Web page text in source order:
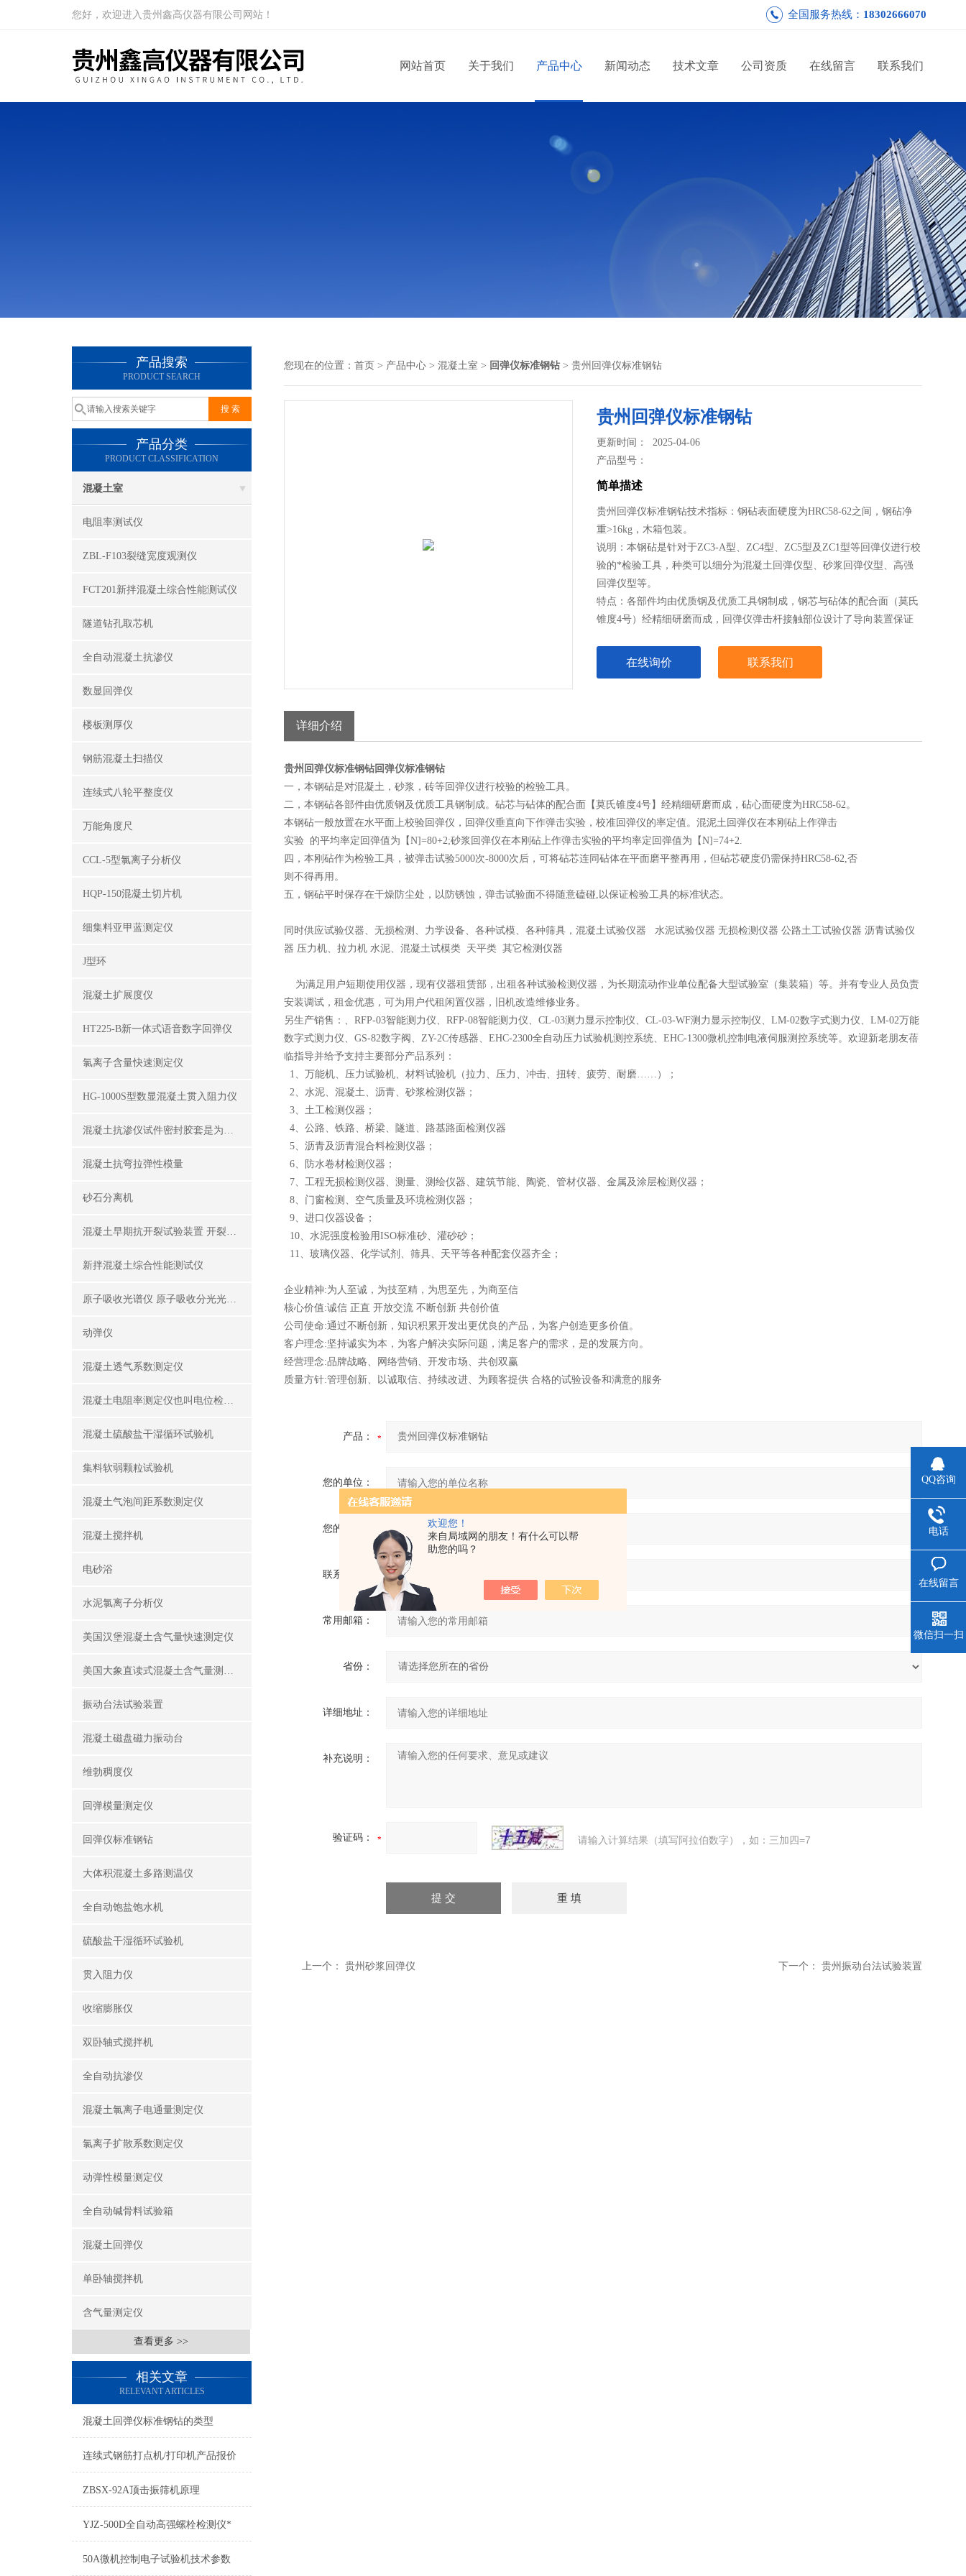
欢迎您！
来自局域网的朋友！有什么可以帮
助您的吗？
您好，欢迎进入贵州鑫高仪器有限公司网站！ 全国服务热线： 18302666070
网站首页 关于我们 产品中心 新闻动态 技术文章 公司资质 在线留言 联系我们
产品搜索
PRODUCT SEARCH
产品分类
PRODUCT CLASSIFICATION
混凝土室
电阻率测试仪
ZBL-F103裂缝宽度观测仪
FCT201新拌混凝土综合性能测试仪
隧道钻孔取芯机
全自动混凝土抗渗仪
数显回弹仪
楼板测厚仪
钢筋混凝土扫描仪
连续式八轮平整度仪
万能角度尺
CCL-5型氯离子分析仪
HQP-150混凝土切片机
细集料亚甲蓝测定仪
J型环
混凝土扩展度仪
HT225-B新一体式语音数字回弹仪
氯离子含量快速测定仪
HG-1000S型数显混凝土贯入阻力仪
混凝土抗渗仪试件密封胶套是为了密封试件外围
混凝土抗弯拉弹性模量
砂石分离机
混凝土早期抗开裂试验装置 开裂试模
新拌混凝土综合性能测试仪
原子吸收光谱仪 原子吸收分光光度计
动弹仪
混凝土透气系数测定仪
混凝土电阻率测定仪也叫电位检测仪（锈蚀分析仪）
混凝土硫酸盐干湿循环试验机
集料软弱颗粒试验机
混凝土气泡间距系数测定仪
混凝土搅拌机
电砂浴
水泥氯离子分析仪
美国汉堡混凝土含气量快速测定仪
美国大象直读式混凝土含气量测定仪
振动台法试验装置
混凝土磁盘磁力振动台
维勃稠度仪
回弹模量测定仪
回弹仪标准钢钻
大体积混凝土多路测温仪
全自动饱盐饱水机
硫酸盐干湿循环试验机
贯入阻力仪
收缩膨胀仪
双卧轴式搅拌机
全自动抗渗仪
混凝土氯离子电通量测定仪
氯离子扩散系数测定仪
动弹性模量测定仪
全自动碱骨料试验箱
混凝土回弹仪
单卧轴搅拌机
含气量测定仪
查看更多 >>
相关文章
RELEVANT ARTICLES
混凝土回弹仪标准钢钻的类型
连续式钢筋打点机/打印机产品报价
ZBSX-92A顶击振筛机原理
YJZ-500D全自动高强螺栓检测仪*
50A微机控制电子试验机技术参数
您现在的位置： 首页 > 产品中心 > 混凝土室 > 回弹仪标准钢钻 > 贵州回弹仪标准钢钻
贵州回弹仪标准钢钻
更新时间： 2025-04-06
产品型号：
简单描述
贵州回弹仪标准钢钻技术指标：钢砧表面硬度为HRC58-62之间，钢砧净
重>16kg，木箱包装。
说明：本钢砧是针对于ZC3-A型、ZC4型、ZC5型及ZC1型等回弹仪进行校
验的*检验工具，种类可以细分为混凝土回弹仪型、砂浆回弹仪型、高强
回弹仪型等。
特点：各部件均由优质钢及优质工具钢制成，钢芯与砧体的配合面（莫氏
锥度4号）经精细研磨而成，回弹仪弹击杆接触部位设计了导向装置保证
在线询价 联系我们
详细介绍
贵州回弹仪标准钢钻回弹仪标准钢钻
一，本钢砧是对混凝土，砂浆，砖等回弹仪进行校验的检验工具。
二，本钢砧各部件由优质钢及优质工具钢制成。砧芯与砧体的配合面【莫氏锥度4号】经精细研磨而成，砧心面硬度为HRC58-62。
本钢砧一般放置在水平面上校验回弹仪，回弹仪垂直向下作弹击实验，校准回弹仪的率定值。混泥土回弹仪在本刚砧上作弹击
实验 的平均率定回弹值为【N]=80+2;砂浆回弹仪在本刚砧上作弹击实验的平均率定回弹值为【N]=74+2.
四，本刚砧作为检验工具，被弹击试验5000次-8000次后，可将砧芯连同砧体在平面磨平整再用，但砧芯硬度仍需保持HRC58-62,否
则不得再用。
五，钢砧平时保存在干燥防尘处，以防锈蚀，弹击试验面不得随意磕碰,以保证检验工具的标准状态。
同时供应试验仪器、无损检测、力学设备、各种试模、各种筛具，混凝土试验仪器 水泥试验仪器 无损检测仪器 公路土工试验仪器 沥青试验仪
器 压力机、拉力机 水泥、混凝土试模类 天平类 其它检测仪器
为满足用户短期使用仪器，现有仪器租赁部，出租各种试验检测仪器，为长期流动作业单位配备大型试验室（集装箱）等。并有专业人员负责
安装调试，租金优惠，可为用户代租闲置仪器，旧机改造维修业务。
另生产销售：、RFP-03智能测力仪、RFP-08智能测力仪、CL-03测力显示控制仪、CL-03-WF测力显示控制仪、LM-02数字式测力仪、LM-02万能
数字式测力仪、GS-82数字阀、ZY-2C传感器、EHC-2300全自动压力试验机测控系统、EHC-1300微机控制电液伺服测控系统等。欢迎新老朋友蓓
临指导并给予支持主要部分产品系列：
1、万能机、压力试验机、材料试验机（拉力、压力、冲击、扭转、疲劳、耐磨……）；
2、水泥、混凝土、沥青、砂浆检测仪器；
3、土工检测仪器；
4、公路、铁路、桥梁、隧道、路基路面检测仪器
5、沥青及沥青混合料检测仪器；
6、防水卷材检测仪器；
7、工程无损检测仪器、测量、测绘仪器、建筑节能、陶瓷、管材仪器、金属及涂层检测仪器；
8、门窗检测、空气质量及环境检测仪器；
9、进口仪器设备；
10、水泥强度检验用ISO标准砂、灌砂砂；
11、玻璃仪器、化学试剂、筛具、天平等各种配套仪器齐全；
企业精神:为人至诚，为技至精，为思至先，为商至信
核心价值:诚信 正直 开放交流 不断创新 共创价值
公司使命:通过不断创新，知识积累开发出更优良的产品，为客户创造更多价值。
客户理念:坚持诚实为本，为客户解决实际问题，满足客户的需求，是的发展方向。
经营理念:品牌战略、网络营销、开发市场、共创双赢
质量方针:管理创新、以诚取信、持续改进、为顾客提供 合格的试验设备和满意的服务
产品：
您的单位：
您的姓名：
联系电话：
常用邮箱：
省份：
详细地址：
补充说明：
验证码： 请输入计算结果（填写阿拉伯数字），如：三加四=7
上一个： 贵州砂浆回弹仪 下一个： 贵州振动台法试验装置
QQ咨询
电话
在线留言
微信扫一扫